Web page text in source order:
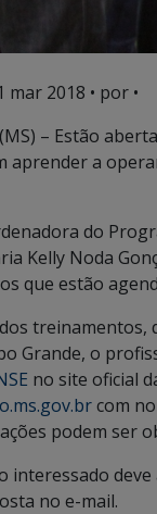
mar 2018 • por •
– Estão
aprender a
do
Kelly Noda
que estão
treinamentos,
Grande, o
no site oficial
com
podem ser
interessado
no e-mail.